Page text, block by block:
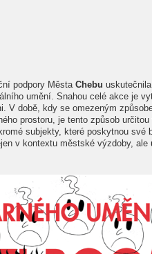
podpory Města Chebu
umění. Snahou celé akce je
V době, kdy se omezeným
prostoru, je tento způsob
subjekty, které poskytnou své
v kontextu městské výzdoby, ale